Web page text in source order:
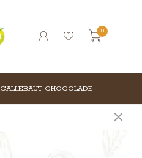
0
CALLEBAUT CHOCOLADE